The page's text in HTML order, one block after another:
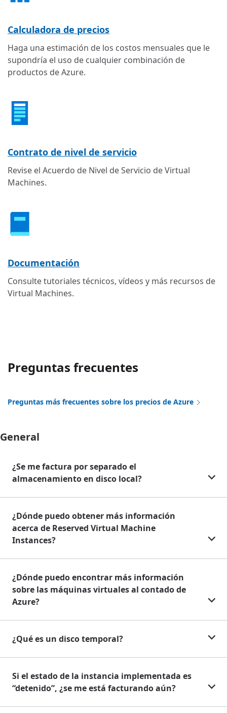
Calculadora de precios
Haga una estimación de los costos mensuales que le
supondría el uso de cualquier combinación de
productos de Azure.
Contrato de nivel de servicio
Revise el Acuerdo de Nivel de Servicio de Virtual
Machines.
Documentación
Consulte tutoriales técnicos, vídeos y más recursos de
Virtual Machines.
Preguntas frecuentes
Preguntas más frecuentes sobre los precios de Azure
General
¿Se me factura por separado el
almacenamiento en disco local?
¿Dónde puedo obtener más información
acerca de Reserved Virtual Machine
Instances?
¿Dónde puedo encontrar más información
sobre las máquinas virtuales al contado de
Azure?
¿Qué es un disco temporal?
Si el estado de la instancia implementada es
“detenido”, ¿se me está facturando aún?